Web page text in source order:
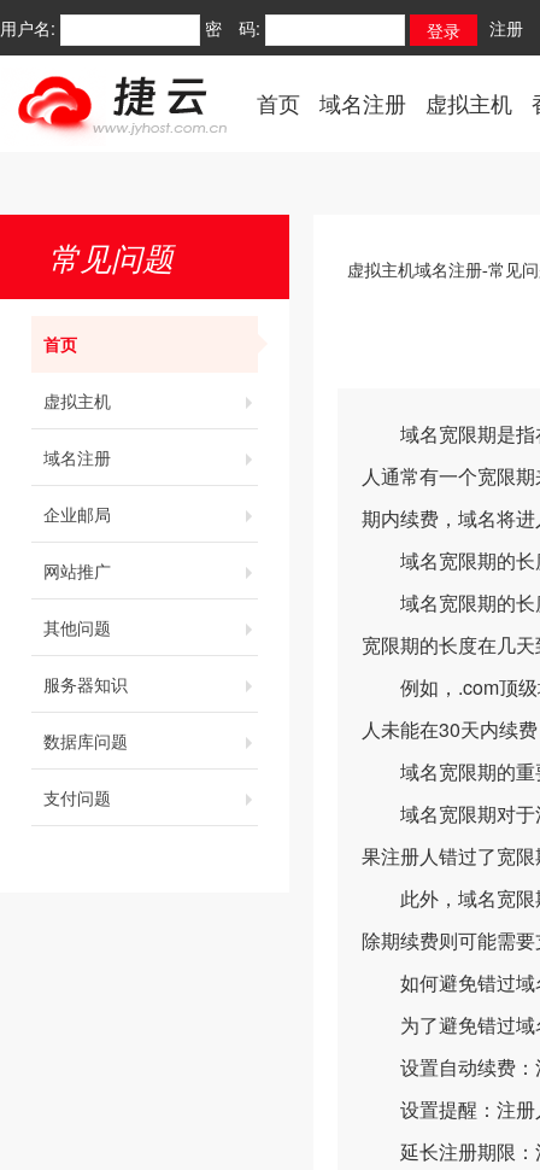
用户名: 密 码: 注册
首页 域名注册 虚拟主机
常见问题
首页
虚拟主机
域名注册
企业邮局
网站推广
其他问题
服务器知识
数据库问题
支付问题
虚拟主机域名注册-常见
域名宽限期是指
人通常有一个宽限
期内续费，域名将
域名宽限期的长
域名宽限期的长
宽限期的长度在几
例如，.com顶级
人未能在30天内续
域名宽限期的重
域名宽限期对于
果注册人错过了宽
此外，域名宽限
除期续费则可能需
如何避免错过域
为了避免错过域
设置自动续费：
设置提醒：注册
延长注册期限：